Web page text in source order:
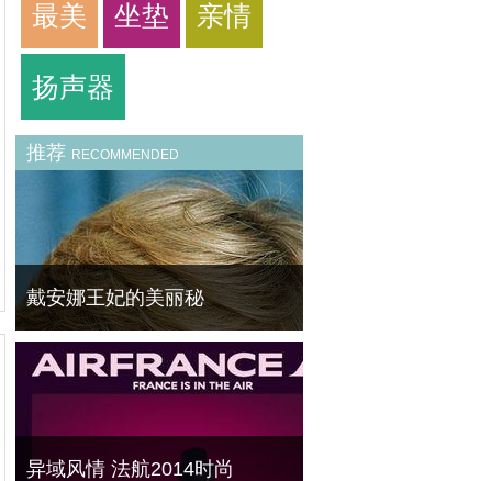
最美 坐垫 亲情
扬声器
推荐 RECOMMENDED
戴安娜王妃的美丽秘
无论她的时代过去多久，戴安娜王妃都是20世
纪最具辨识性的美丽icon之一。当化妆师
异域风情 法航2014时尚